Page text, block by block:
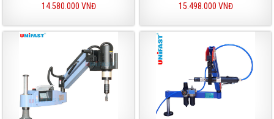
14.580.000 VNĐ
15.498.000 VNĐ